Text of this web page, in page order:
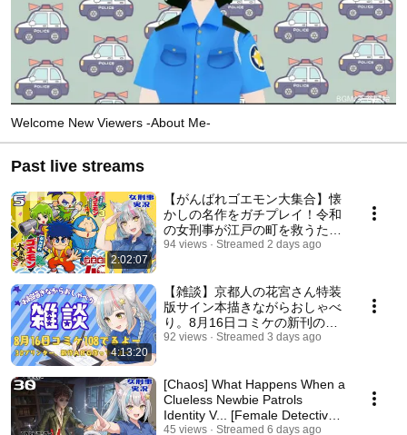
Welcome New Viewers -About Me-
Past live streams
2:02:07
【がんばれゴエモン大集合】懐
かしの名作をガチプレイ！令和
の女刑事が江戸の町を救うため
に見回りした結果…5 #女刑事
94 views Streamed 2 days ago
4:13:20
【雑談】京都人の花宮さん特装
版サイン本描きながらおしゃべ
り。8月16日コミケの新刊のこ
と。東京ホラー特区2026に出る
ッズだすよー
92 views Streamed 3 days ago
[Chaos] What Happens When a
Clueless Newbie Patrols
Identity V... [Female Detective
Let's Play] D...
45 views Streamed 6 days ago